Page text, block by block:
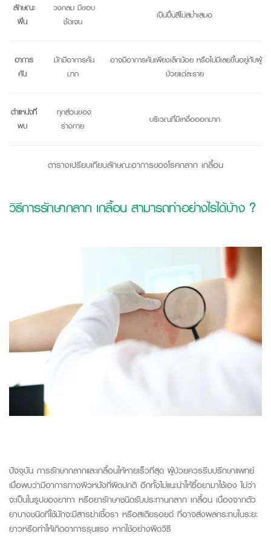
ลักษณะ
ผื่น
วงกลม มีขอบ
ชัดเจน
เป็นปื้นสีไม่สม่ำเสมอ
อาการ
คัน
มักมีอาการคัน
มาก
อาจมีอาการคันเพียงเล็กน้อย หรือไม่มีเลยขึ้นอยู่กับผู้
ป่วยแต่ละราย
ตำแหน่งที่
พบ
ทุกส่วนของ
ร่างกาย
บริเวณที่มีเหงื่อออกมาก
ตารางเปรียบเทียบลักษณะอาการของโรคกลาก เกลื้อน
วิธีการรักษากลาก เกลื้อน สามารถทำอย่างไรได้บ้าง ?
ปัจจุบัน การรักษากลากและเกลื้อนให้หายเร็วที่สุด ผู้ป่วยควรรีบปรึกษาแพทย์
เมื่อพบว่ามีอาการทางผิวหนังที่ผิดปกติ อีกทั้งไม่แนะนำให้ซื้อยามาใช้เอง ไม่ว่า
จะเป็นในรูปของยาทา หรือยารักษาชนิดรับประทานกลาก เกลื้อน เนื่องจากตัว
ยาบางชนิดที่ใช้มักจะมีสารฆ่าเชื้อรา หรือสเตียรอยด์ ที่อาจส่งผลกระทบในระยะ
ยาวหรือทำให้เกิดอาการรุนแรง หากใช้อย่างผิดวิธี